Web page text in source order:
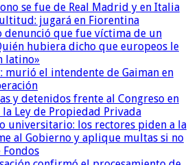
se fue de Real Madrid y en Italia
jugará en Fiorentina
denunció que fue víctima de un
hubiera dicho que europeos le
latino»
murió el intendente de Gaiman en
y detenidos frente al Congreso en
la Ley de Propiedad Privada
universitario: los rectores piden a la
al Gobierno y aplique multas si no
Fondos